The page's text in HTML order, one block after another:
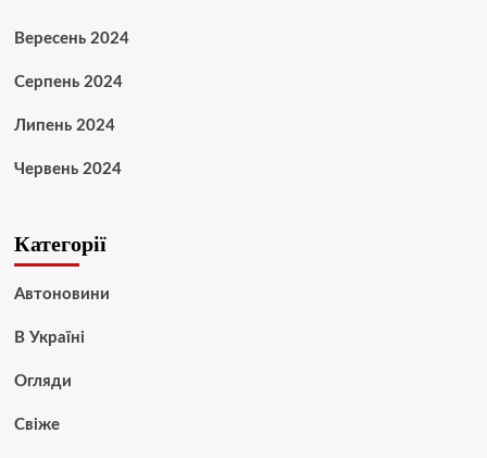
Вересень 2024
Серпень 2024
Липень 2024
Червень 2024
Категорії
Автоновини
В Україні
Огляди
Свіже